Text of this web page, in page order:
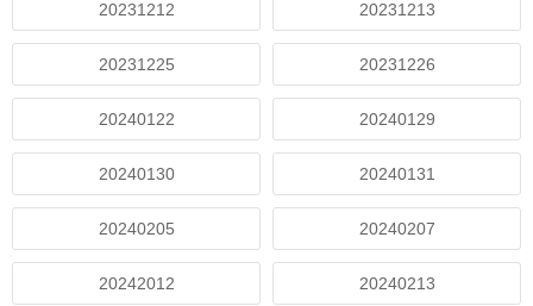
20231212 20231213
20231225 20231226
20240122 20240129
20240130 20240131
20240205 20240207
20242012 20240213